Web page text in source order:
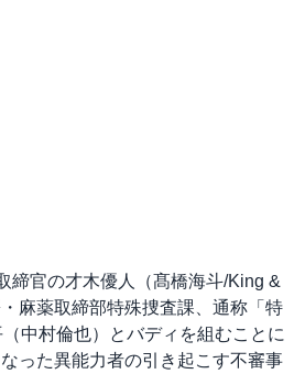
締官の才木優人（髙橋海斗/King &
麻薬取締部特殊捜査課、通称「特
中村倫也）とバディを組むことに
った異能力者の引き起こす不審事